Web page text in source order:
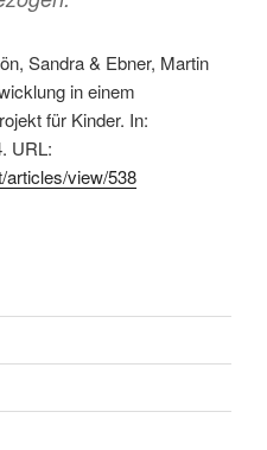
Sandra & Ebner, Martin
in einem
für Kinder. In:
URL:
articles/view/538